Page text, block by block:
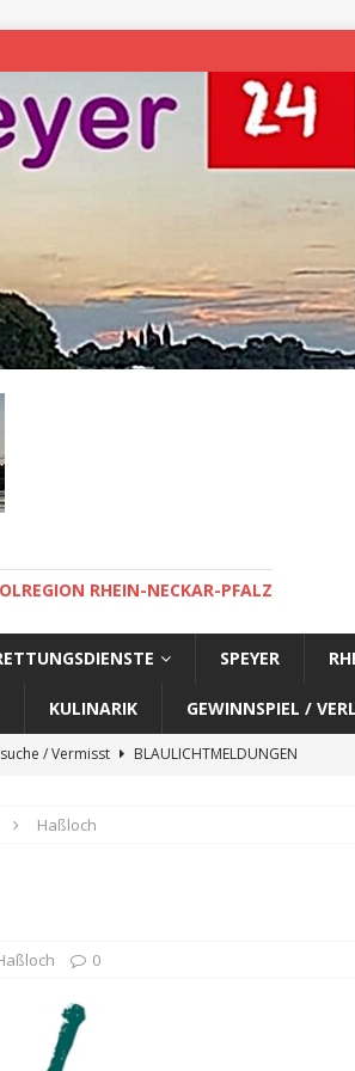
RHEIN-NECKAR-PFALZ
SPEYER
KULINARIK GEWINNSPIEL /
/ Vermisst
BLAULICHTMELDUNGEN
/ Vermisst
/ Vermisst
der Polizei
Haßloch
0